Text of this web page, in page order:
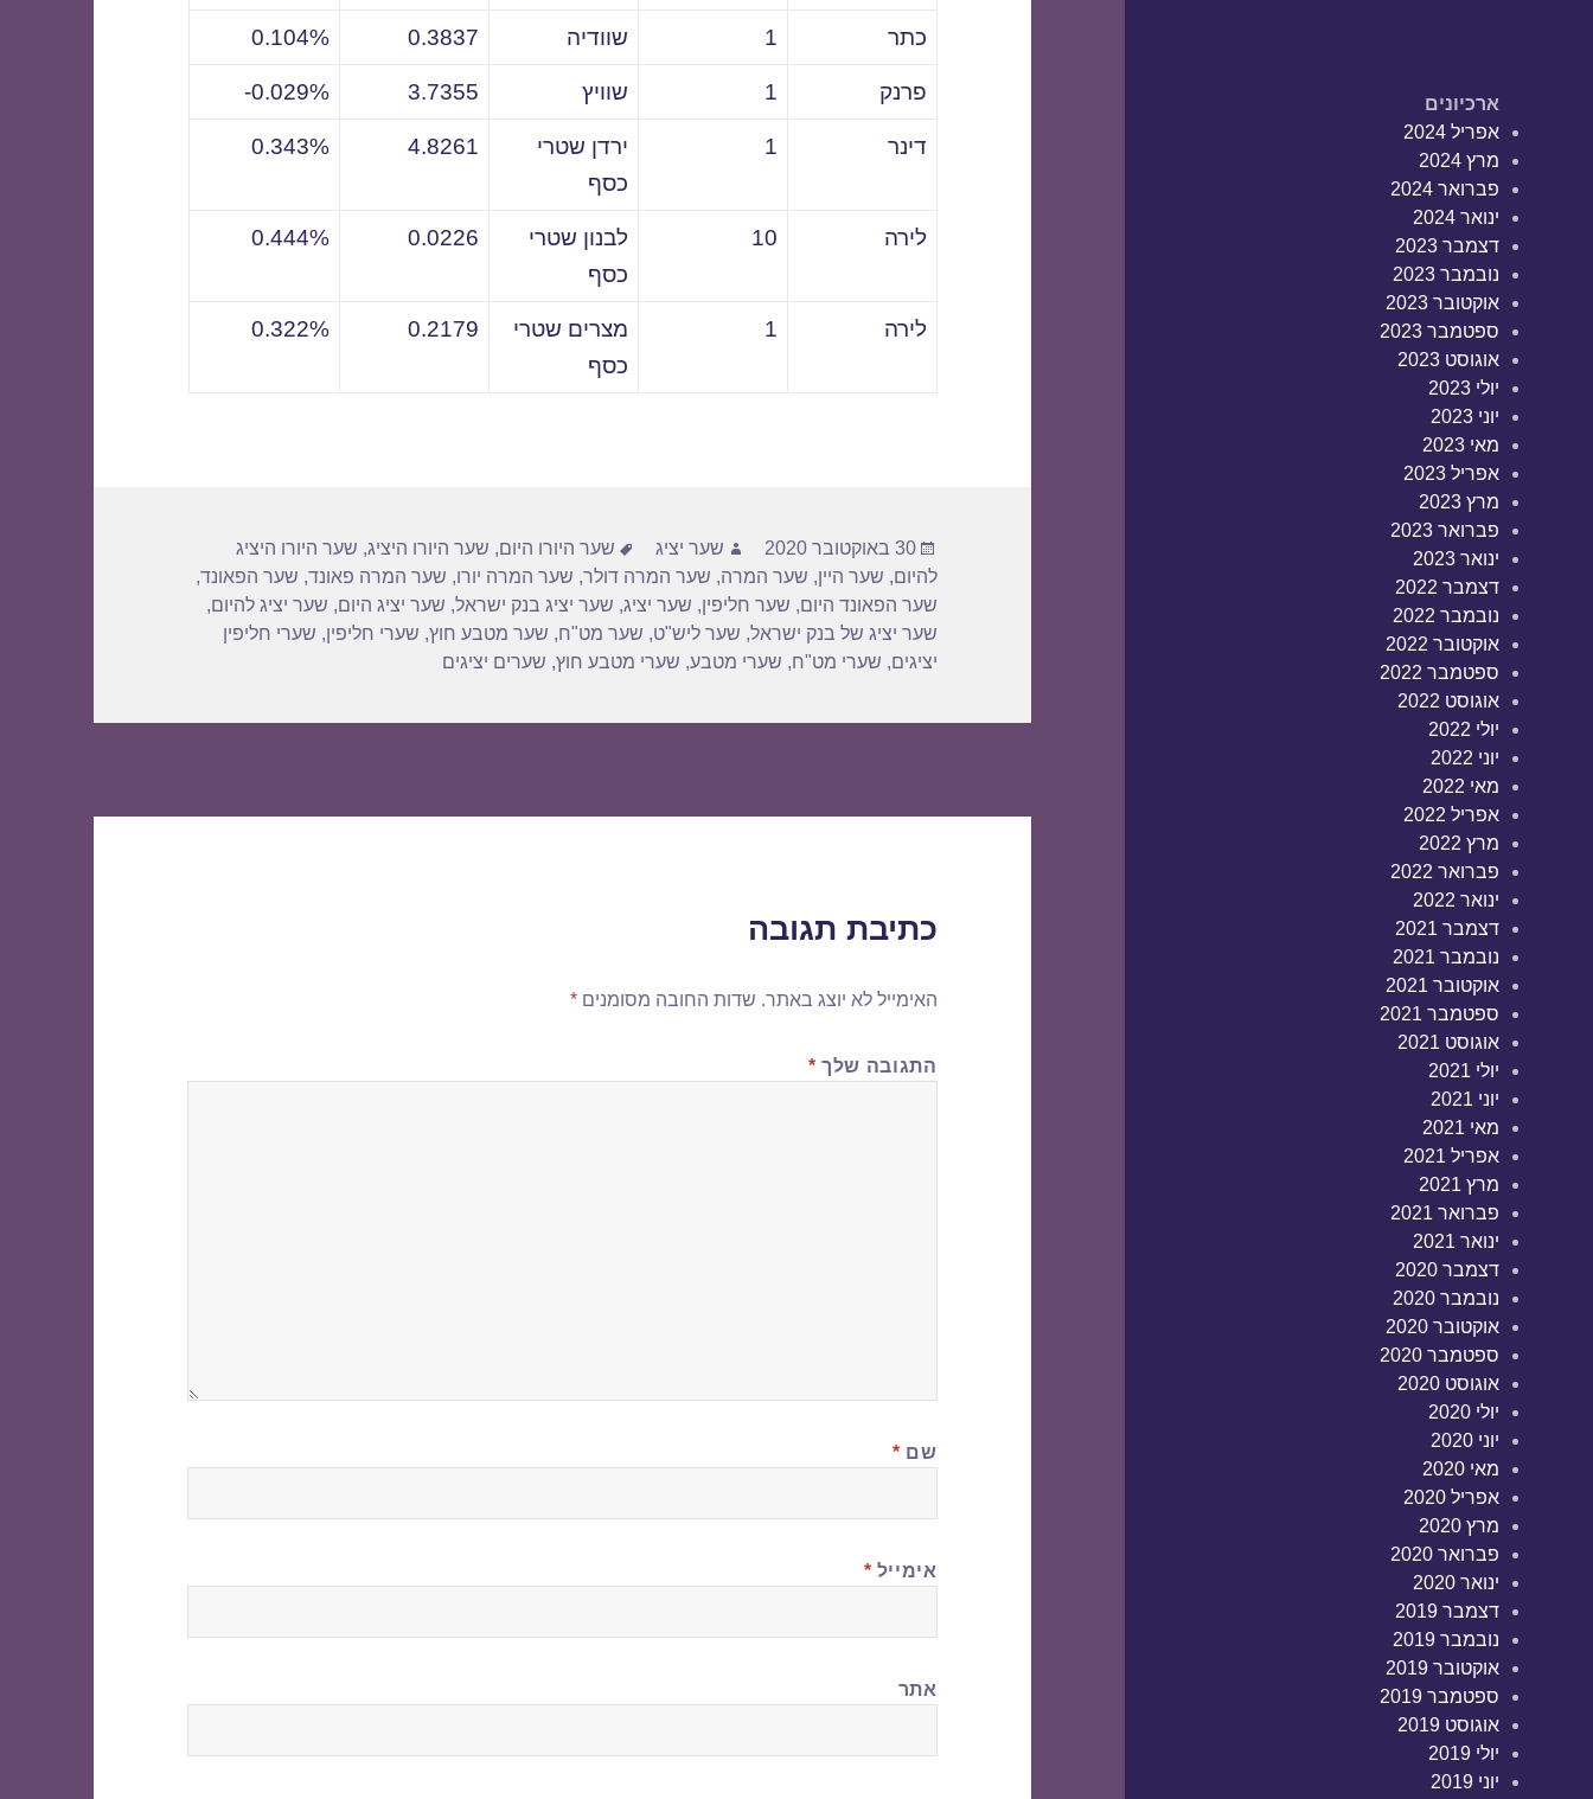
ארכיונים
אפריל 2024
מרץ 2024
פברואר 2024
ינואר 2024
דצמבר 2023
נובמבר 2023
אוקטובר 2023
ספטמבר 2023
אוגוסט 2023
יולי 2023
יוני 2023
מאי 2023
אפריל 2023
מרץ 2023
פברואר 2023
ינואר 2023
דצמבר 2022
נובמבר 2022
אוקטובר 2022
ספטמבר 2022
אוגוסט 2022
יולי 2022
יוני 2022
מאי 2022
אפריל 2022
מרץ 2022
פברואר 2022
ינואר 2022
דצמבר 2021
נובמבר 2021
אוקטובר 2021
ספטמבר 2021
אוגוסט 2021
יולי 2021
יוני 2021
מאי 2021
אפריל 2021
מרץ 2021
פברואר 2021
ינואר 2021
דצמבר 2020
נובמבר 2020
אוקטובר 2020
ספטמבר 2020
אוגוסט 2020
יולי 2020
יוני 2020
מאי 2020
אפריל 2020
מרץ 2020
פברואר 2020
ינואר 2020
דצמבר 2019
נובמבר 2019
אוקטובר 2019
ספטמבר 2019
אוגוסט 2019
יולי 2019
יוני 2019
כתר 1 שוודיה 0.3837
0.104%
פרנק 1 שוויץ 3.7355
0.029%-
דינר 1
ירדן שטרי
כסף
4.8261
0.343%
לירה 10
לבנון שטרי
כסף
0.0226
0.444%
לירה 1
מצרים שטרי
כסף
0.2179
0.322%
פורסם
בתאריך
30 באוקטובר 2020 מחבר
שער יציג תגיות
שער היורו היום, שער היורו היציג, שער היורו היציג
להיום, שער היין, שער המרה, שער המרה דולר, שער המרה יורו, שער המרה פאונד, שער הפאונד,
שער הפאונד היום, שער חליפין, שער יציג, שער יציג בנק ישראל, שער יציג היום, שער יציג להיום,
שער יציג של בנק ישראל, שער ליש"ט, שער מט"ח, שער מטבע חוץ, שערי חליפין, שערי חליפין
יציגים, שערי מט"ח, שערי מטבע, שערי מטבע חוץ, שערים יציגים
כתיבת תגובה
האימייל לא יוצג באתר. שדות החובה מסומנים*
התגובה שלך *
שם *
אימייל *
אתר